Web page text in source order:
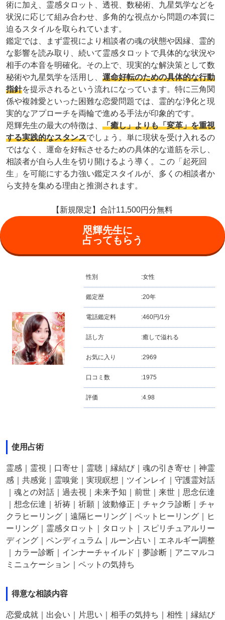
術に加え、霊感タロット、透視、数秘術、九星気学などを
状況に応じて組み合わせ、多角的な視点から問題の本質に
迫るスタイルを取られています。
鑑定では、まず霊視により相談者の魂の状態や因縁、霊的
な影響を読み取り、続いて霊感タロットで具体的な状況や
相手の本音を明確化。その上で、現実的な解決策として数
秘術や九星気学を活用し、 運命好転のための具体的な行動
指針を提示されるという流れになっています。特に三角関
係や複雑愛といった困難な恋愛問題では、霊的な浄化と現
実的なアプローチを両輪で進める手法が印象的です。
咫輝先生の最大の特徴は、 「癒し」よりも「変革」を重視
する実践的なスタンスでしょう。単に現状を受け入れるの
ではなく、運命を好転させるための具体的な道筋を示し、
相談者が自ら人生を切り開けるよう導く。この「起死回
生」を可能にする力強い鑑定スタイルが、多くの相談者か
ら支持を集める理由と推測されます。
【新規限定】合計11,500円分無料
咫輝先生に
占ってもらう
性別 :女性
鑑定歴 :20年
電話鑑定料 :460円/1分
話し方 :癒しで溢れる
お気に入り :2969
口コミ数 :1975
評価 :4.98
使用占術
霊感｜霊視｜口寄せ｜霊聴｜縁結び｜魂の引き寄せ｜神霊
感｜共感覚｜霊嗅覚｜実現瞑想｜ツインレイ｜守護霊対話
｜魂との対話｜過去視｜未来予知｜前世｜来世｜思念伝達
｜想念伝達｜祈祷｜祈願｜波動修正｜チャクラ診断｜チャ
クラヒーリング｜遠隔ヒーリング｜ペットヒーリング｜ヒ
ーリング｜霊感タロット｜タロット｜スピリチュアルリー
ディング｜ペンディュラム｜ルーン占い｜エネルギー調整
｜カラー診断｜インナーチャイルド｜夢診断｜アニマルコ
ミニュケーション｜ペットの気持ち
得意な相談内容
恋愛成就｜出会い｜片思い｜相手の気持ち｜相性｜縁結び